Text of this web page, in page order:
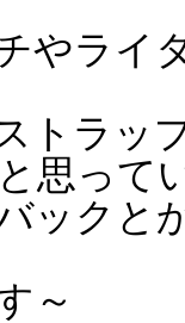
やライ
トラッ
思って
ックと
～